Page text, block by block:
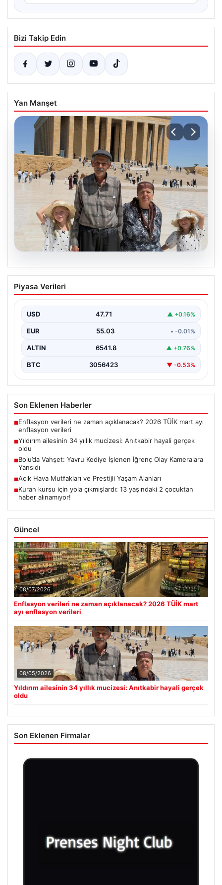
Bizi Takip Edin
Yan Manşet
05.08.2026
Yıldırım ailesinin 34 yıllık mucizesi:
Anıtkabir hayali gerçek oldu
Zeynep Yıldırım (59), tam 34 yıl boyunca…
Piyasa Verileri
USD 47.71 ▲ +0.16%
EUR 55.03 • -0.01%
ALTIN 6541.8 ▲ +0.76%
BTC 3056423 ▼ -0.53%
Son Eklenen Haberler
■Enflasyon verileri ne zaman açıklanacak? 2026 TÜİK mart ayı
enflasyon verileri
■Yıldırım ailesinin 34 yıllık mucizesi: Anıtkabir hayali gerçek
oldu
■Bolu’da Vahşet: Yavru Kediye İşlenen İğrenç Olay Kameralara
Yansıdı
■Açık Hava Mutfakları ve Prestijli Yaşam Alanları
■Kuran kursu için yola çıkmışlardı: 13 yaşındaki 2 çocuktan
haber alınamıyor!
Güncel
08/07/2026
Enflasyon verileri ne zaman açıklanacak? 2026 TÜİK mart
ayı enflasyon verileri
08/05/2026
Yıldırım ailesinin 34 yıllık mucizesi: Anıtkabir hayali gerçek
oldu
Son Eklenen Firmalar